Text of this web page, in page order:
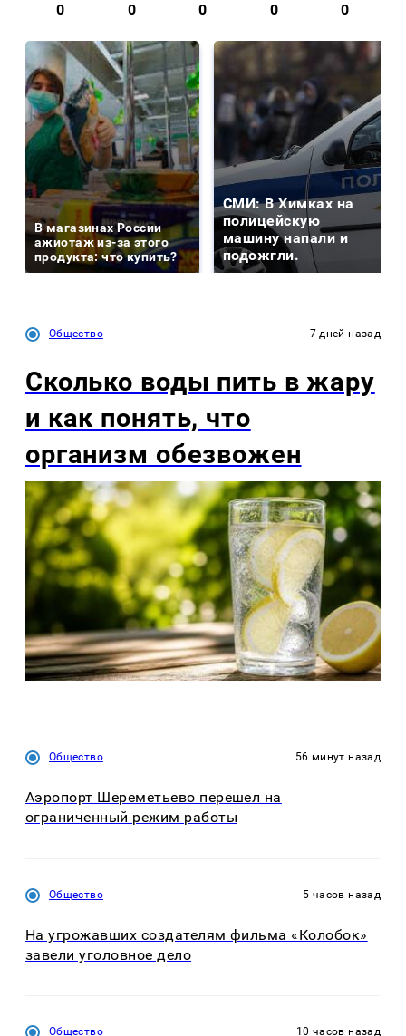
0 0 0 0 0
В магазинах России
ажиотаж из-за этого
продукта: что купить?
СМИ: В Химках на
полицейскую
машину напали и
подожгли.
Общество 7 дней назад
Сколько воды пить в жару
и как понять, что
организм обезвожен
Общество 56 минут назад
Аэропорт Шереметьево перешел на
ограниченный режим работы
Общество 5 часов назад
На угрожавших создателям фильма «Колобок»
завели уголовное дело
Общество 10 часов назад